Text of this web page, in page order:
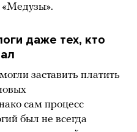
«Медузы».
даже тех, кто
заставить платить
сам процесс
был не всегда